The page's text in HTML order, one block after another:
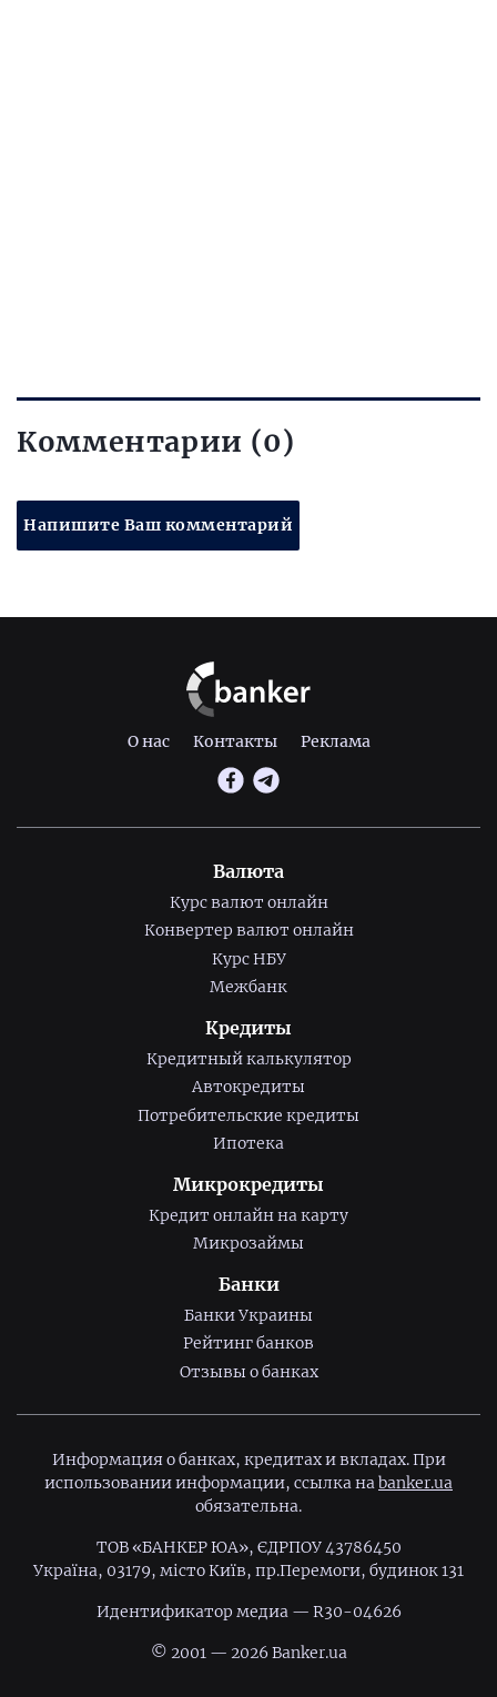
Комментарии (0)
Напишите Ваш комментарий
О нас Контакты Реклама
Валюта
Курс валют онлайн
Конвертер валют онлайн
Курс НБУ
Межбанк
Кредиты
Кредитный калькулятор
Автокредиты
Потребительские кредиты
Ипотека
Микрокредиты
Кредит онлайн на карту
Микрозаймы
Банки
Банки Украины
Рейтинг банков
Отзывы о банках
Информация о банках, кредитах и вкладах. При
использовании информации, ссылка наbanker.ua
обязательна.
ТОВ «БАНКЕР ЮА», ЄДРПОУ 43786450
Україна, 03179, місто Київ, пр.Перемоги, будинок 131
Идентификатор медиа — R30-04626
© 2001 — 2026 Banker.ua